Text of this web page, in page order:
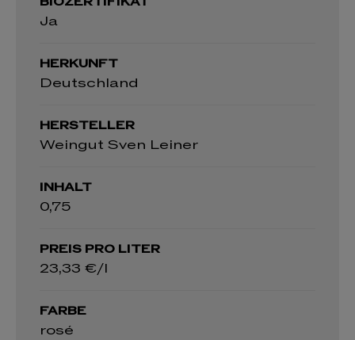
Ja
HERKUNFT
Deutschland
HERSTELLER
Weingut Sven Leiner
INHALT
0,75
PREIS PRO LITER
23,33 €/l
FARBE
rosé